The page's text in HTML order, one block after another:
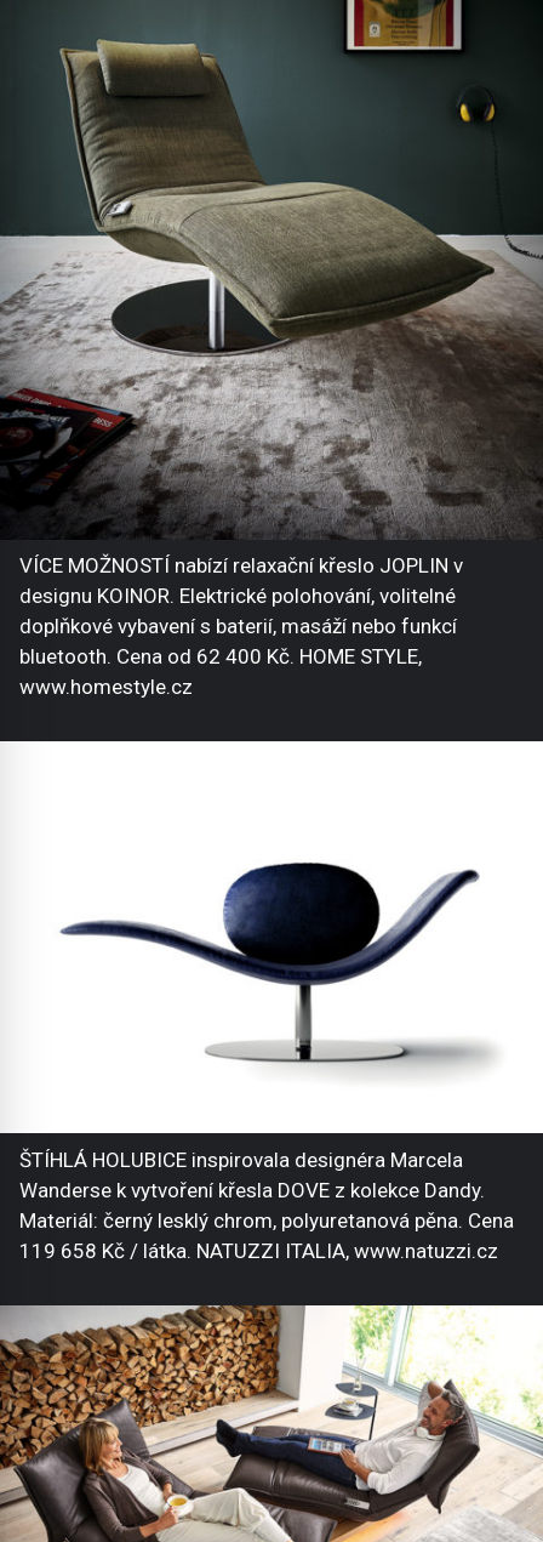
VÍCE MOŽNOSTÍ nabízí relaxační křeslo JOPLIN v
designu KOINOR. Elektrické polohování, volitelné
doplňkové vybavení s baterií, masáží nebo funkcí
bluetooth. Cena od 62 400 Kč. HOME STYLE,
www.homestyle.cz
ŠTÍHLÁ HOLUBICE inspirovala designéra Marcela
Wanderse k vytvoření křesla DOVE z kolekce Dandy.
Materiál: černý lesklý chrom, polyuretanová pěna. Cena
119 658 Kč / látka. NATUZZI ITALIA, www.natuzzi.cz